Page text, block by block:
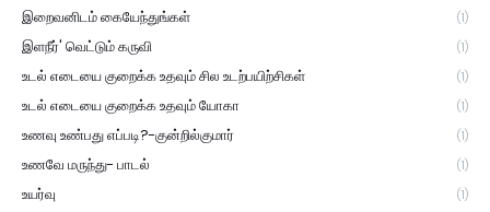
இறைவனிடம் கையேந்துங்கள் (1)
இளநீர்' வெட்டும் கருவி (1)
உடல் எடையை குறைக்க உதவும் சில உடற்பயிற்சிகள் (1)
உடல் எடையை குறைக்க உதவும் யோகா (1)
உணவு உண்பது எப்படி?-குன்றில்குமார் (1)
உணவே மருந்து- பாடல் (1)
உயர்வு (1)